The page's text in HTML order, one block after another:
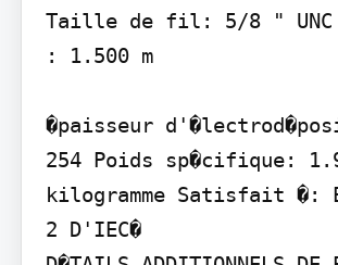
Taille de fil: 5/8 " UNC
: 1.500 m
�paisseur
254 Poids sp�cifique:
kilogramme Satisfait �:
2 D'IEC�